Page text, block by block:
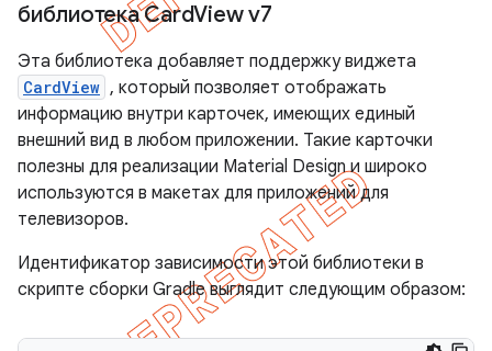
библиотека CardView v7
Эта библиотека добавляет поддержку виджета
CardView , который позволяет отображать
информацию внутри карточек, имеющих единый
внешний вид в любом приложении. Такие карточки
полезны для реализации Material Design и широко
используются в макетах для приложений для
телевизоров.
Идентификатор зависимости этой библиотеки в
скрипте сборки Gradle выглядит следующим образом: